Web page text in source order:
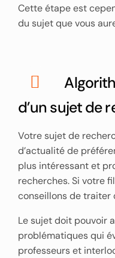
Cette étape est
du sujet que vous
d’un sujet de
Votre sujet de
d’actualité de
plus intéressant et
recherches. Si votre
conseillons de traiter
Le sujet doit pouvoir
problématiques qui
professeurs et